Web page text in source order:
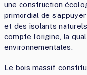
une construction
primordial de
et des isolants
compte l’origine, la
environnementales.
Le bois massif